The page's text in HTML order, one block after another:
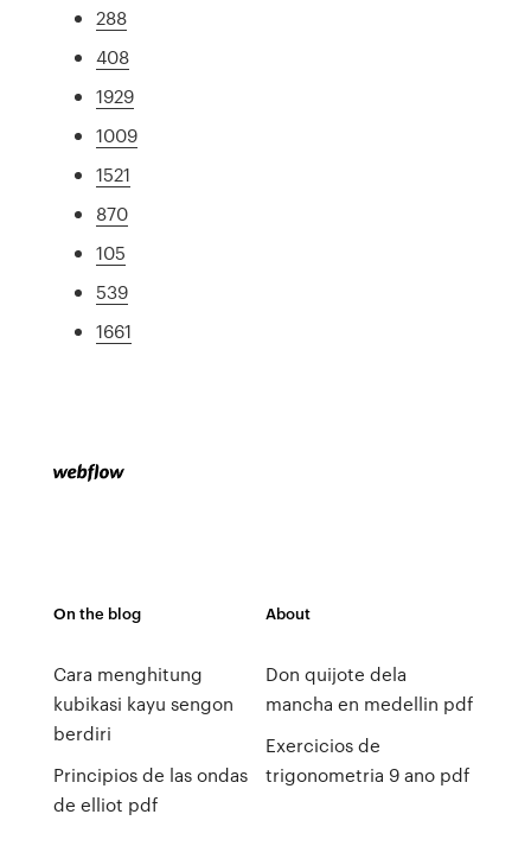
288
408
1929
1009
1521
870
105
539
1661
On the blog
Cara menghitung
kubikasi kayu sengon
berdiri
Principios de las ondas
de elliot pdf
About
Don quijote dela
mancha en medellin pdf
Exercicios de
trigonometria 9 ano pdf